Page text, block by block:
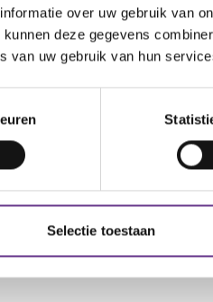
over uw gebruik van
deze gegevens
van uw gebruik van hun
Selectie toestaan